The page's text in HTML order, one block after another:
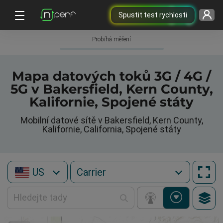
Spustit test rychlosti
Probíhá měření
Mapa datových toků 3G / 4G /
5G v Bakersfield, Kern County,
Kalifornie, Spojené státy
Mobilní datové sítě v Bakersfield, Kern County,
Kalifornie, California, Spojené státy
US